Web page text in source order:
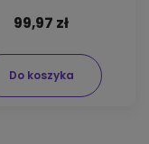
99,97 zł
Do koszyka